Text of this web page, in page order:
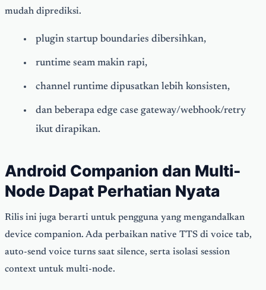
mudah diprediksi.
plugin startup boundaries dibersihkan,
runtime seam makin rapi,
channel runtime dipusatkan lebih konsisten,
dan beberapa edge case gateway/webhook/retry
ikut dirapikan.
Android Companion dan Multi-
Node Dapat Perhatian Nyata
Rilis ini juga berarti untuk pengguna yang mengandalkan
device companion. Ada perbaikan native TTS di voice tab,
auto-send voice turns saat silence, serta isolasi session
context untuk multi-node.